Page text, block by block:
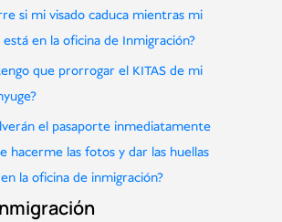
si mi visado caduca mientras mi
en la oficina de Inmigración?
que prorrogar el KITAS de mi
el pasaporte inmediatamente
hacerme las fotos y dar las huellas
la oficina de inmigración?